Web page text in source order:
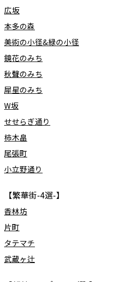
広坂
本多の森
美術の小径&緑の小径
鏡花のみち
秋聲のみち
犀星のみち
W坂
せせらぎ通り
柿木畠
尾張町
小立野通り
【繁華街-4選-】
香林坊
片町
タテマチ
武蔵ヶ辻